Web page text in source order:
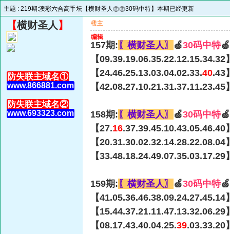
主题 : 219期:澳彩六合高手坛【横财圣人㊣㊣30码中特】本期已经更新
【横财圣人 】
防失联主域名①
www.866881.com
防失联主域名②
www.693323.com
楼主
编辑
157期: 〖横财圣人〗 🍏30码中特
【09.39.19.06.35.22.12.15.34.32
【24.46.25.13.03.04.02.33.40.43
【42.08.27.10.21.31.37.11.23.45
158期: 〖横财圣人〗 🍏30码中特
【27.16.37.39.45.10.43.05.46.40
【20.31.30.02.32.14.28.22.08.04
【33.48.18.24.49.07.35.03.17.29
159期: 〖横财圣人〗 🍏30码中特
【41.05.36.46.38.09.24.27.45.14
【15.44.37.21.11.47.13.32.06.29
【08.17.43.40.04.25.39.03.33.20